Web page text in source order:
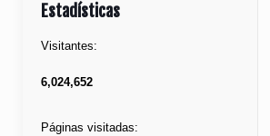
Estadísticas
Visitantes:
6,024,652
Páginas visitadas: